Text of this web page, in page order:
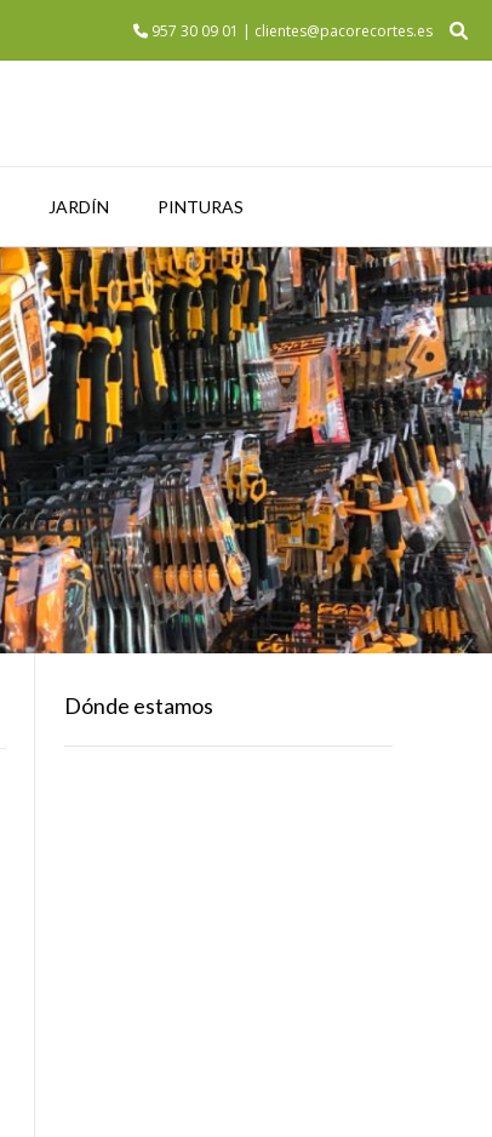
957 30 09 01 | clientes@pacorecortes.es
JARDÍN PINTURAS
Dónde estamos